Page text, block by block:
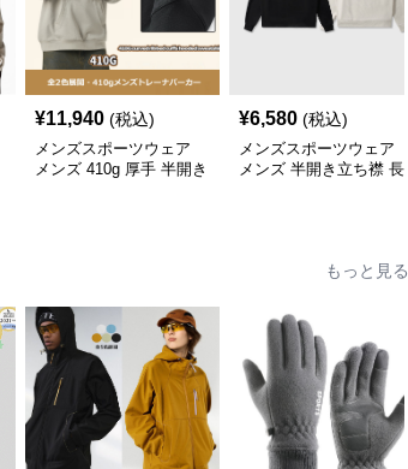
¥11,940 (税込)
メンズスポーツウェア
メンズ 410g 厚手 半開き
¥6,580 (税込)
メンズスポーツウェア
メンズ 半開き立ち襟 長
もっと見る